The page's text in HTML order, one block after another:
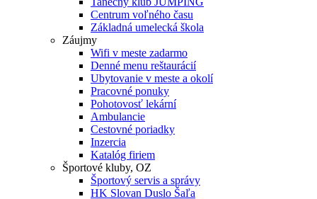
Centrum voľného času
Základná umelecká škola
Záujmy
Wifi v meste zadarmo
Denné menu reštaurácií
Ubytovanie v meste a okolí
Pracovné ponuky
Pohotovosť lekární
Ambulancie
Cestovné poriadky
Inzercia
Katalóg firiem
Športové kluby, OZ
Športový servis a správy
HK Slovan Duslo Šaľa